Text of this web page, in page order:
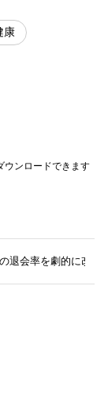
康
ウンロードできます
退会率を劇的に改善